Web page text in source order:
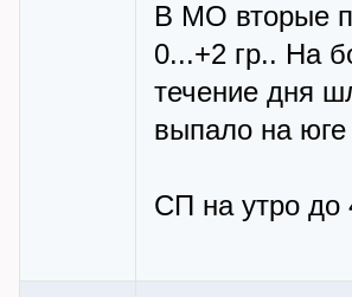
В МО вторые
0...+2 гр.. На
течение дня
выпало на
СП на утро до